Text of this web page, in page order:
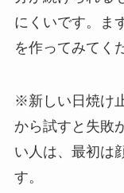
にくいです。ま
を作ってみてく
※新しい日焼け
から試すと失敗
い人は、最初は
す。